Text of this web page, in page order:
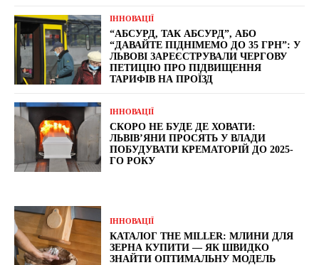
ІННОВАЦІЇ
“АБСУРД, ТАК АБСУРД”, АБО
“ДАВАЙТЕ ПІДНІМЕМО ДО 35 ГРН”: У
ЛЬВОВІ ЗАРЕЄСТРУВАЛИ ЧЕРГОВУ
ПЕТИЦІЮ ПРО ПІДВИЩЕННЯ
ТАРИФІВ НА ПРОЇЗД
ІННОВАЦІЇ
СКОРО НЕ БУДЕ ДЕ ХОВАТИ:
ЛЬВІВ’ЯНИ ПРОСЯТЬ У ВЛАДИ
ПОБУДУВАТИ КРЕМАТОРІЙ ДО 2025-
ГО РОКУ
ІННОВАЦІЇ
КАТАЛОГ THE MILLER: МЛИНИ ДЛЯ
ЗЕРНА КУПИТИ — ЯК ШВИДКО
ЗНАЙТИ ОПТИМАЛЬНУ МОДЕЛЬ